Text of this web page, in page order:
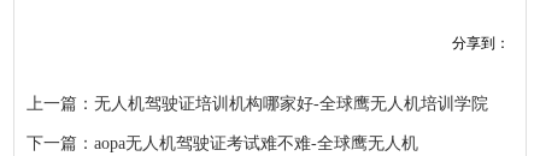
分享到：
上一篇：无人机驾驶证培训机构哪家好-全球鹰无人机培训学院
下一篇：aopa无人机驾驶证考试难不难-全球鹰无人机